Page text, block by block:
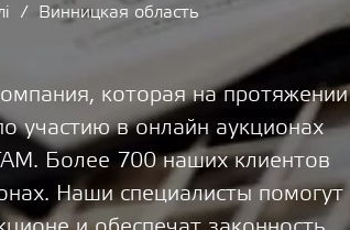
Винницкая область
которая на протяжении
участию в онлайн аукционах
Более 700 наших клиентов
Наши специалисты помогут